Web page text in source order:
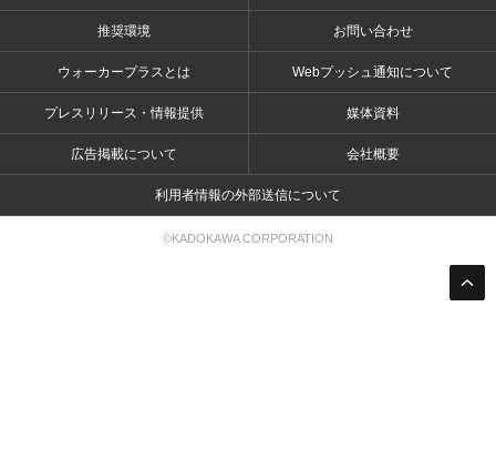
推奨環境 お問い合わせ
ウォーカープラスとは Webプッシュ通知について
プレスリリース・情報提供 媒体資料
広告掲載について 会社概要
利用者情報の外部送信について
©KADOKAWA CORPORATION